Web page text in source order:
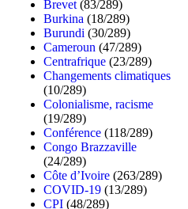
Brevet (83/289)
Burkina (18/289)
Burundi (30/289)
Cameroun (47/289)
Centrafrique (23/289)
Changements climatiques
(10/289)
Colonialisme, racisme
(19/289)
Conférence (118/289)
Congo Brazzaville
(24/289)
Côte d’Ivoire (263/289)
COVID-19 (13/289)
CPI (48/289)